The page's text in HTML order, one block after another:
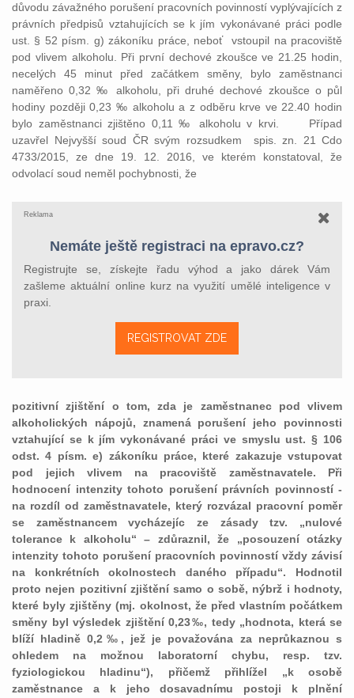
důvodu závažného porušení pracovních povinností vyplývajících z
právních předpisů vztahujících se k jím vykonávané práci podle
ust. § 52 písm. g) zákoníku práce, neboť vstoupil na pracoviště
pod vlivem alkoholu. Při první dechové zkoušce ve 21.25 hodin,
necelých 45 minut před začátkem směny, bylo zaměstnanci
naměřeno 0,32 ‰ alkoholu, při druhé dechové zkoušce o půl
hodiny později 0,23 ‰ alkoholu a z odběru krve ve 22.40 hodin
bylo zaměstnanci zjištěno 0,11 ‰ alkoholu v krvi. Případ
uzavřel Nejvyšší soud ČR svým rozsudkem spis. zn. 21 Cdo
4733/2015, ze dne 19. 12. 2016, ve kterém konstatoval, že
odvolací soud neměl pochybnosti, že
Reklama
Nemáte ještě registraci na epravo.cz?
Registrujte se, získejte řadu výhod a jako dárek Vám
zašleme aktuální online kurz na využití umělé inteligence v
praxi.
REGISTROVAT ZDE
pozitivní zjištění o tom, zda je zaměstnanec pod vlivem
alkoholických nápojů, znamená porušení jeho povinnosti
vztahující se k jím vykonávané práci ve smyslu ust. § 106
odst. 4 písm. e) zákoníku práce, které zakazuje vstupovat
pod jejich vlivem na pracoviště zaměstnavatele. Při
hodnocení intenzity tohoto porušení právních povinností -
na rozdíl od zaměstnavatele, který rozvázal pracovní poměr
se zaměstnancem vycházejíc ze zásady tzv. „nulové
tolerance k alkoholu“ – zdůraznil, že „posouzení otázky
intenzity tohoto porušení pracovních povinností vždy závisí
na konkrétních okolnostech daného případu“. Hodnotil
proto nejen pozitivní zjištění samo o sobě, nýbrž i hodnoty,
které byly zjištěny (mj. okolnost, že před vlastním počátkem
směny byl výsledek zjištění 0,23‰, tedy „hodnota, která se
blíží hladině 0,2‰, jež je považována za neprůkaznou s
ohledem na možnou laboratorní chybu, resp. tzv.
fyziologickou hladinu“), přičemž přihlížel „k osobě
zaměstnance a k jeho dosavadnímu postoji k plnění